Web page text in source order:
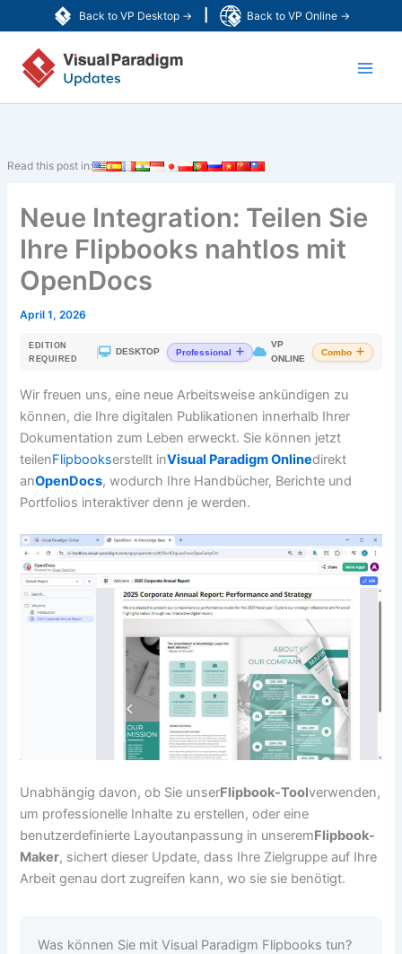
Back to VP Desktop → Back to VP Online →
Inhalt
springen
Read this post in:
Neue Integration: Teilen Sie
Ihre Flipbooks nahtlos mit
OpenDocs
April 1, 2026
EDITION
REQUIRED
DESKTOP Professional
VP
ONLINE
Combo
Wir freuen uns, eine neue Arbeitsweise ankündigen zu
können, die Ihre digitalen Publikationen innerhalb Ihrer
Dokumentation zum Leben erweckt. Sie können jetzt
teilenFlipbookserstellt inVisual Paradigm Onlinedirekt
anOpenDocs, wodurch Ihre Handbücher, Berichte und
Portfolios interaktiver denn je werden.
Unabhängig davon, ob Sie unserFlipbook-Toolverwenden,
um professionelle Inhalte zu erstellen, oder eine
benutzerdefinierte Layoutanpassung in unseremFlipbook-
Maker, sichert dieser Update, dass Ihre Zielgruppe auf Ihre
Arbeit genau dort zugreifen kann, wo sie sie benötigt.
Was können Sie mit Visual Paradigm Flipbooks tun?